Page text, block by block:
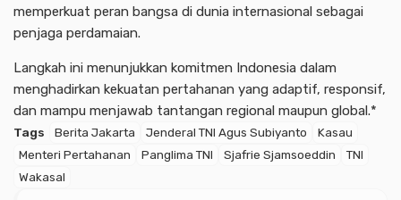
memperkuat peran bangsa di dunia internasional sebagai
penjaga perdamaian.
Langkah ini menunjukkan komitmen Indonesia dalam
menghadirkan kekuatan pertahanan yang adaptif, responsif,
dan mampu menjawab tantangan regional maupun global.*
Tags Berita Jakarta Jenderal TNI Agus Subiyanto
Kasau
Menteri Pertahanan
Panglima TNI Sjafrie Sjamsoeddin
TNI
Wakasal